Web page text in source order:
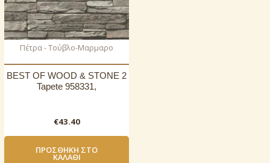
Πέτρα - Τούβλο-Μαρμαρο
BEST OF WOOD & STONE 2
Tapete 958331,
€43.40
ΠΡΟΣΘΉΚΗ ΣΤΟ
ΚΑΛΆΘΙ